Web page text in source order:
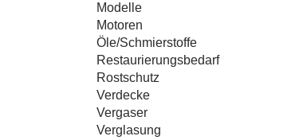
Modelle
Motoren
Öle/Schmierstoffe
Restaurierungsbedarf
Rostschutz
Verdecke
Vergaser
Verglasung